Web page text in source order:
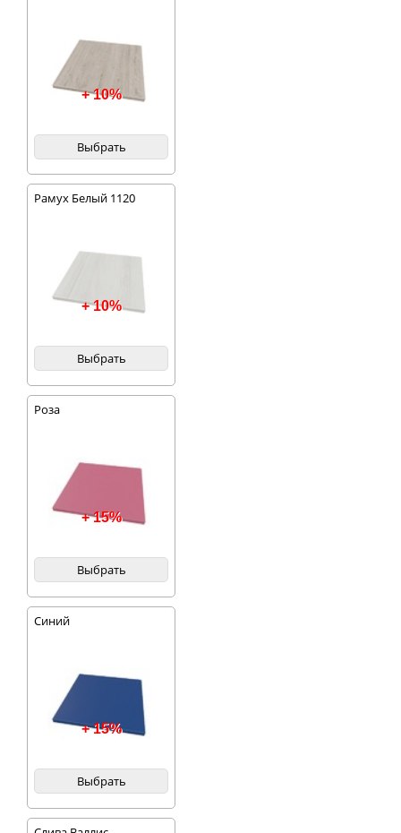
+ 10%
Выбрать
Рамух Белый 1120
+ 10%
Выбрать
Роза
+ 15%
Выбрать
Синий
+ 15%
Выбрать